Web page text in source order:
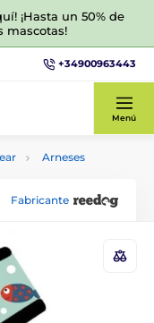
¡Hasta un 50% de
mascotas!
+34900963443
Menú
Arneses
Fabricante